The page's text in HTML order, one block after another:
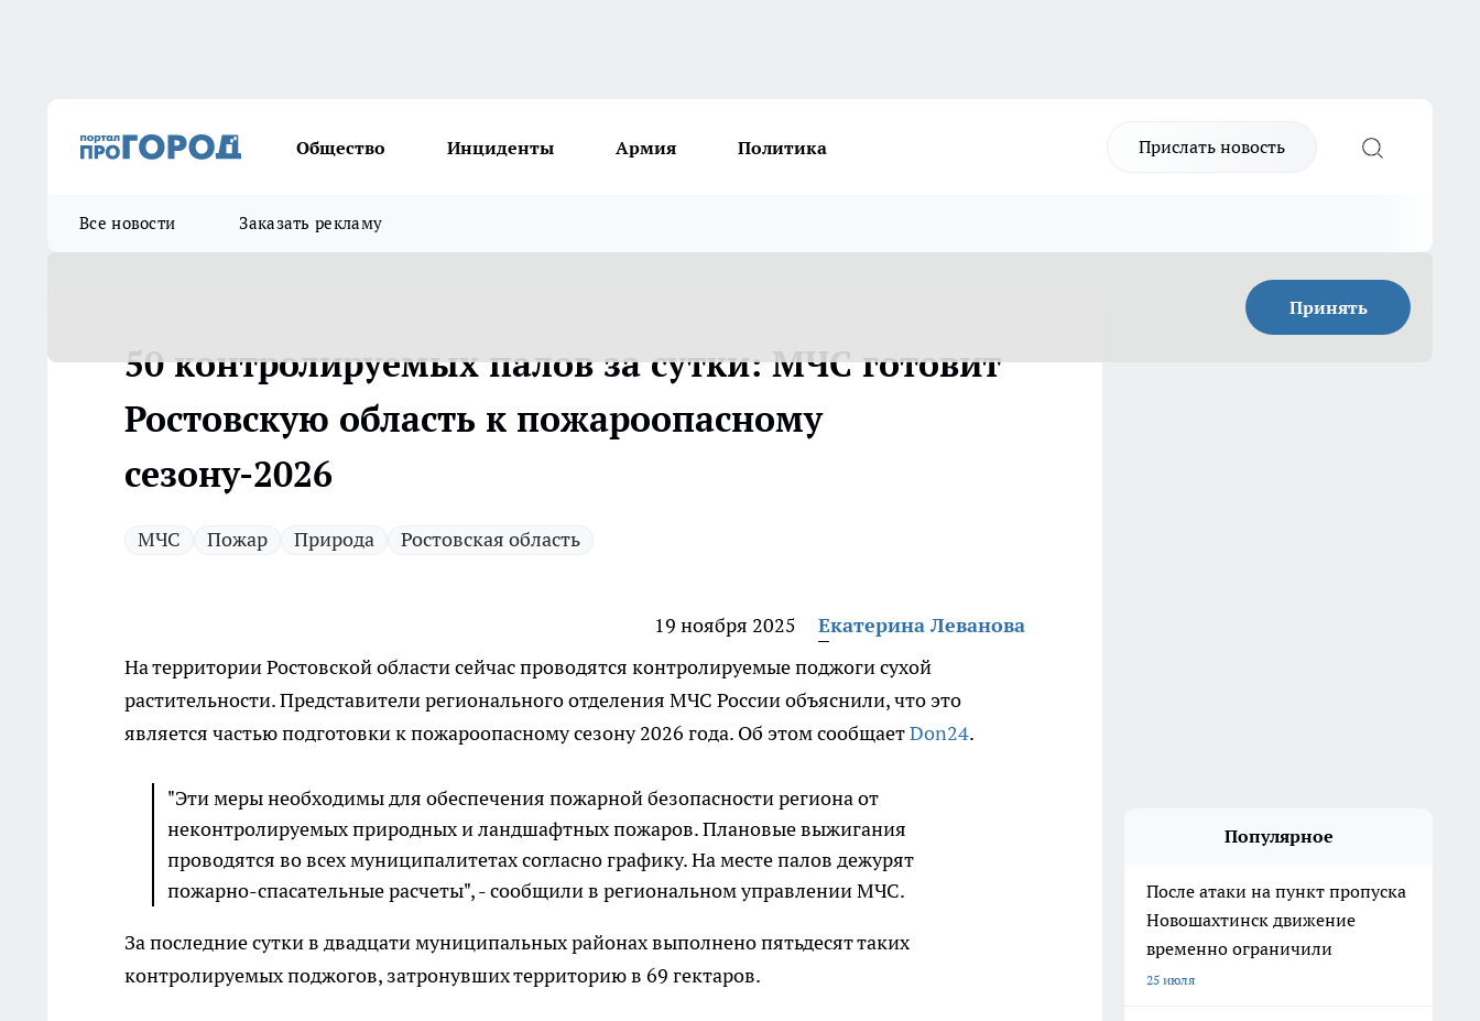
Общество Инциденты Армия Политика Прислать новость
Все новости Заказать рекламу
Принять
50 контролируемых палов за сутки: МЧС готовит
Ростовскую область к пожароопасному
сезону-2026
МЧС Пожар Природа Ростовская область
19 ноября 2025
Екатерина Леванова
На территории Ростовской области сейчас проводятся контролируемые поджоги сухой
растительности. Представители регионального отделения МЧС России объяснили, что это
является частью подготовки к пожароопасному сезону 2026 года. Об этом сообщаетDon24.
"Эти меры необходимы для обеспечения пожарной безопасности региона от
неконтролируемых природных и ландшафтных пожаров. Плановые выжигания
проводятся во всех муниципалитетах согласно графику. На месте палов дежурят
пожарно-спасательные расчеты", - сообщили в региональном управлении МЧС.
За последние сутки в двадцати муниципальных районах выполнено пятьдесят таких
контролируемых поджогов, затронувших территорию в 69 гектаров.
Популярное
После атаки на пункт пропуска
Новошахтинск движение
временно ограничили
25 июля